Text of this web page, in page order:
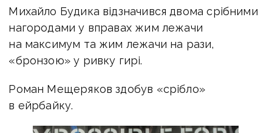
Михайло Будика відзначився двома срібними
нагородами у вправах жим лежачи
на максимум та жим лежачи на рази,
«бронзою» у ривку гирі.
Роман Мещеряков здобув «срібло»
в ейрбайку.